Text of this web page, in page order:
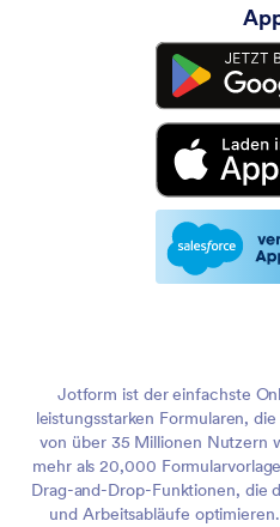
Jotform ist der einfachste
leistungsstarken Formularen,
von über 35 Millionen Nutzern
mehr als 20,000
Drag-and-Drop-Funktionen, die
und Arbeitsabläufe